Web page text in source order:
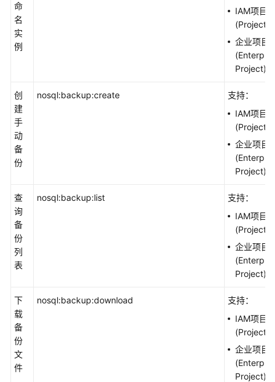
命
名
实
例
IAM项目
(Project)
企业项目
Project)
创
建
手
动
备
份
nosql:backup:create
支持：
IAM项目
(Project)
企业项目
Project)
查
询
备
份
列
表
nosql:backup:list
支持：
IAM项目
(Project)
企业项目
Project)
下
载
备
份
文
件
nosql:backup:download
支持：
IAM项目
(Project)
企业项目
Project)